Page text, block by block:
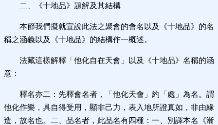
二、《十地品》題解及其結構
本節我們擬就宣說此法之聚會的會名以及《十地品》的名
稱之涵義以及《十地品》的結構作一概述。
法藏這樣解釋「他化自在天會」以及《十地品》名稱的涵
意：
釋名亦二：先釋會名者，「他化天會」約「處」為名。謂
他化作樂，具自得受用，顯非己力，表入地所證真如，非由緣
造，故名也。二、品名者，此品名有四種：一、別譯本名《漸